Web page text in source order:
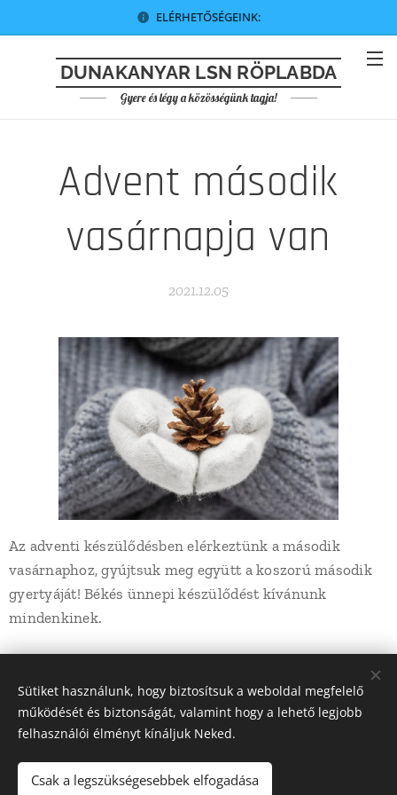
ELÉRHETŐSÉGEINK:
DUNAKANYAR LSN RÖPLABDA
Gyere és légy a közösségünk tagja!
Advent második
vasárnapja van
2021.12.05
Az adventi készülődésben elérkeztünk a második
vasárnaphoz, gyújtsuk meg együtt a koszorú második
gyertyáját! Békés ünnepi készülődést kívánunk
mindenkinek.
Sütiket használunk, hogy biztosítsuk a weboldal megfelelő
működését és biztonságát, valamint hogy a lehető legjobb
felhasználói élményt kínáljuk Neked.
Csak a legszükségesebbek elfogadása